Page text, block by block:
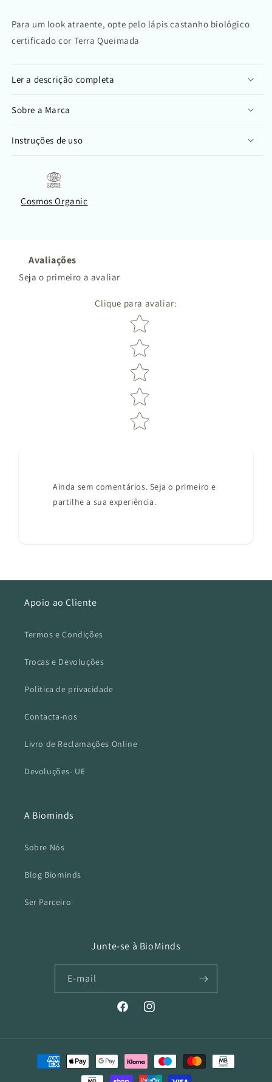
Para um look atraente, opte pelo lápis castanho biológico
certificado cor Terra Queimada
Ler a descrição completa
Sobre a Marca
Instruções de uso
Cosmos Organic
Avaliações
Seja o primeiro a avaliar
Clique para avaliar:
Star rating
Ainda sem comentários. Seja o primeiro e
partilhe a sua experiência.
Apoio ao Cliente
Termos e Condições
Trocas e Devoluções
Politica de privacidade
Contacta-nos
Livro de Reclamações Online
Devoluções- UE
A Biominds
Sobre Nós
Blog Biominds
Ser Parceiro
Junte-se à BioMinds
E-mail
FacebookInstagram
Métodos